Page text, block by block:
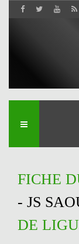
FICHE
- JS
DE